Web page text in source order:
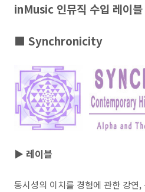
inMusic 인뮤직 수입 레이블
■ Synchronicity
▶ 레이블
동시성의 이치를 경험에 관한 강연